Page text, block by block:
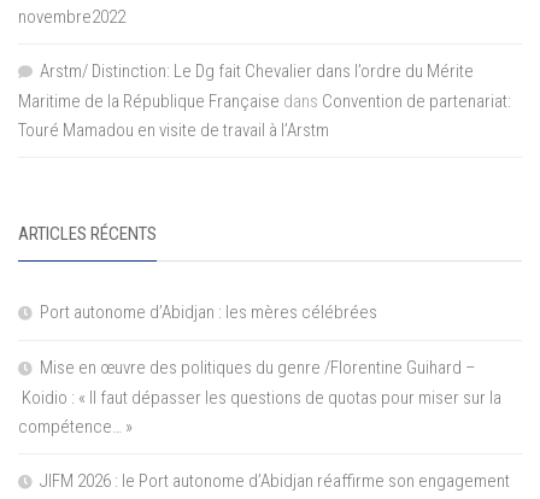
novembre2022
Arstm/ Distinction: Le Dg fait Chevalier dans l’ordre du Mérite
Maritime de la République Française dans Convention de partenariat:
Touré Mamadou en visite de travail à l’Arstm
ARTICLES RÉCENTS
Port autonome d’Abidjan : les mères célébrées
Mise en œuvre des politiques du genre /Florentine Guihard –
Koidio : « Il faut dépasser les questions de quotas pour miser sur la
compétence… »
JIFM 2026 : le Port autonome d’Abidjan réaffirme son engagement